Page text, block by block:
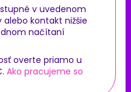
v uvedenom
alebo kontakt nižšie
načítaní
overte priamo u
Ako pracujeme so